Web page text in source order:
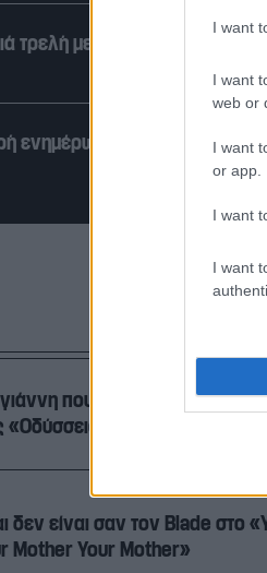
I want
I want
web or
I want
or app.
I want
I want
τρελή με περούκα, λίγο
ενημέρωση «σιχαίνεται τη
που εμπνεύστηκε το
«Οδύσσειας»
δεν είναι σαν τον Blade στο
Mother Your Mother»